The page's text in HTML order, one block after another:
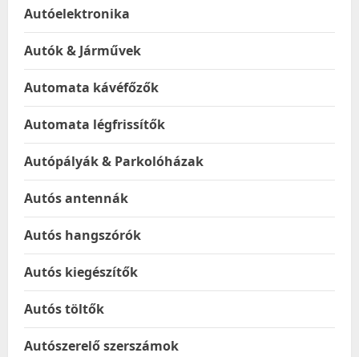
Autóelektronika
Autók & Járművek
Automata kávéfőzők
Automata légfrissítők
Autópályák & Parkolóházak
Autós antennák
Autós hangszórók
Autós kiegészítők
Autós töltők
Autószerelő szerszámok